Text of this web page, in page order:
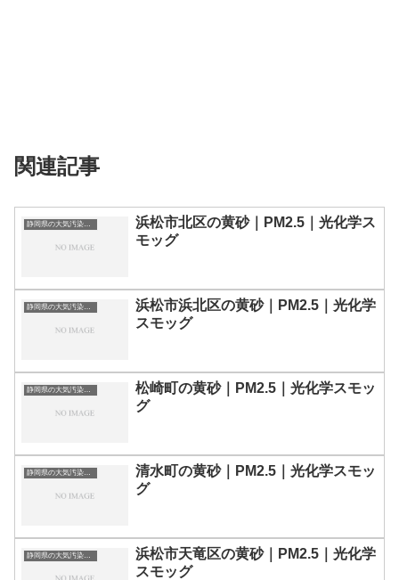
関連記事
静岡県の大気汚染・PM2.5・黄砂・エアロゾルの数値
浜松市北区の黄砂｜PM2.5｜光化学ス
モッグ
静岡県の大気汚染・PM2.5・黄砂・エアロゾルの数値
浜松市浜北区の黄砂｜PM2.5｜光化学
スモッグ
静岡県の大気汚染・PM2.5・黄砂・エアロゾルの数値
松崎町の黄砂｜PM2.5｜光化学スモッ
グ
静岡県の大気汚染・PM2.5・黄砂・エアロゾルの数値
清水町の黄砂｜PM2.5｜光化学スモッ
グ
静岡県の大気汚染・PM2.5・黄砂・エアロゾルの数値
浜松市天竜区の黄砂｜PM2.5｜光化学
スモッグ